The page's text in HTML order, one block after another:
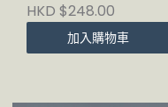
HKD $248.00
加入購物車